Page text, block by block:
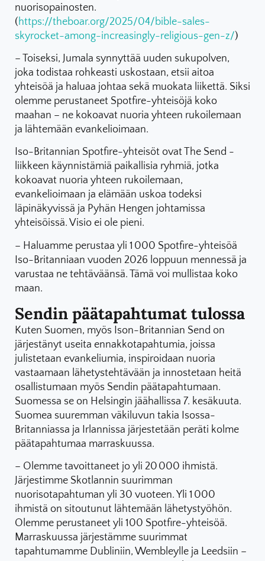
nuorisopainosten.
(https://theboar.org/2025/04/bible-sales-
skyrocket-among-increasingly-religious-gen-z/)
– Toiseksi, Jumala synnyttää uuden sukupolven,
joka todistaa rohkeasti uskostaan, etsii aitoa
yhteisöä ja haluaa johtaa sekä muokata liikettä. Siksi
olemme perustaneet Spotfire-yhteisöjä koko
maahan – ne kokoavat nuoria yhteen rukoilemaan
ja lähtemään evankelioimaan.
Iso-Britannian Spotfire-yhteisöt ovat The Send -
liikkeen käynnistämiä paikallisia ryhmiä, jotka
kokoavat nuoria yhteen rukoilemaan,
evankelioimaan ja elämään uskoa todeksi
läpinäkyvissä ja Pyhän Hengen johtamissa
yhteisöissä. Visio ei ole pieni.
– Haluamme perustaa yli 1 000 Spotfire-yhteisöä
Iso-Britanniaan vuoden 2026 loppuun mennessä ja
varustaa ne tehtäväänsä. Tämä voi mullistaa koko
maan.
Sendin päätapahtumat tulossa
Kuten Suomen, myös Ison-Britannian Send on
järjestänyt useita ennakkotapahtumia, joissa
julistetaan evankeliumia, inspiroidaan nuoria
vastaamaan lähetystehtävään ja innostetaan heitä
osallistumaan myös Sendin päätapahtumaan.
Suomessa se on Helsingin jäähallissa 7. kesäkuuta.
Suomea suuremman väkiluvun takia Isossa-
Britanniassa ja Irlannissa järjestetään peräti kolme
päätapahtumaa marraskuussa.
– Olemme tavoittaneet jo yli 20 000 ihmistä.
Järjestimme Skotlannin suurimman
nuorisotapahtuman yli 30 vuoteen. Yli 1 000
ihmistä on sitoutunut lähtemään lähetystyöhön.
Olemme perustaneet yli 100 Spotfire-yhteisöä.
Marraskuussa järjestämme suurimmat
tapahtumamme Dubliniin, Wembleylle ja Leedsiin –